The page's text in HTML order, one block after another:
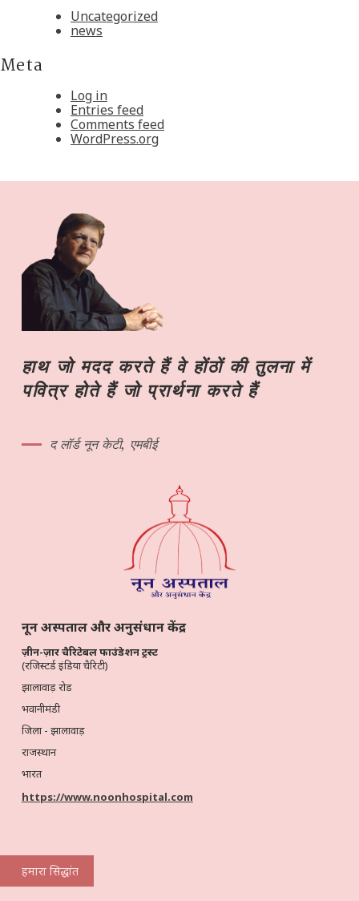
Uncategorized
news
Meta
Log in
Entries feed
Comments feed
WordPress.org
हाथ जो मदद करते हैं वे होंठों की तुलना में
पवित्र होते हैं जो प्रार्थना करते हैं
द लॉर्ड नून केटी, एमबीई
नून अस्पताल और अनुसंधान केंद्र
ज़ीन-ज़ार चैरिटेबल फाउंडेशन ट्रस्ट
(रजिस्टर्ड इंडिया चैरिटी)
झालावाड़ रोड
भवानीमंडी
जिला - झालावाड़
राजस्थान
भारत
https://www.noonhospital.com
हमारा सिद्धांत